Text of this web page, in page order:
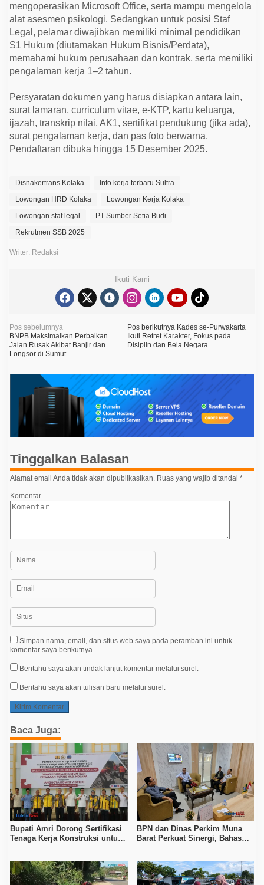
k
a
mengoperasikan Microsoft Office, serta mampu mengelola
alat asesmen psikologi. Sedangkan untuk posisi Staf
Legal, pelamar diwajibkan memiliki minimal pendidikan
S1 Hukum (diutamakan Hukum Bisnis/Perdata),
memahami hukum perusahaan dan kontrak, serta memiliki
pengalaman kerja 1–2 tahun.
Persyaratan dokumen yang harus disiapkan antara lain,
surat lamaran, curriculum vitae, e-KTP, kartu keluarga,
ijazah, transkrip nilai, AK1, sertifikat pendukung (jika ada),
surat pengalaman kerja, dan pas foto berwarna.
Pendaftaran dibuka hingga 15 Desember 2025.
Disnakertrans Kolaka
Info kerja terbaru Sultra
Lowongan HRD Kolaka
Lowongan Kerja Kolaka
Lowongan staf legal
PT Sumber Setia Budi
Rekrutmen SSB 2025
Writer: Redaksi
Ikuti Kami
N
a
v
i
i
p
o
s
Pos sebelumnya
BNPB Maksimalkan Perbaikan
Jalan Rusak Akibat Banjir dan
Longsor di Sumut
Pos berikutnyaKades se-Purwakarta
Ikuti Retret Karakter, Fokus pada
Disiplin dan Bela Negara
Tinggalkan Balasan
Alamat email Anda tidak akan dipublikasikan. Ruas yang wajib ditandai *
Komentar
Simpan nama, email, dan situs web saya pada peramban ini untuk
komentar saya berikutnya.
Beritahu saya akan tindak lanjut komentar melalui surel.
Beritahu saya akan tulisan baru melalui surel.
Baca Juga:
Bupati Amri Dorong Sertifikasi
Tenaga Kerja Konstruksi untuk
BPN dan Dinas Perkim Muna
Barat Perkuat Sinergi, Bahas